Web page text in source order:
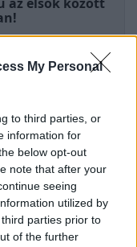
My Personal
to third parties, or
information for
below opt-out
note that after your
seeing
utilized by
parties prior to
of the further
friss